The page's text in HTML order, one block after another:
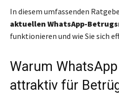
In diesem umfassenden
aktuellen WhatsApp-
funktionieren und wie Sie sich
Warum
attraktiv für